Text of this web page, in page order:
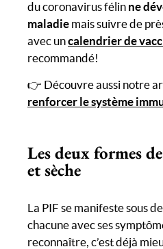
du coronavirus félin ne
maladie mais suivre de
avec uncalendrier de
recommandé!
👉 Découvre aussi notre
renforcer le système
Les deux formes
et sèche
La PIF se manifeste sous
chacune avec ses
reconnaître, c’est déjà